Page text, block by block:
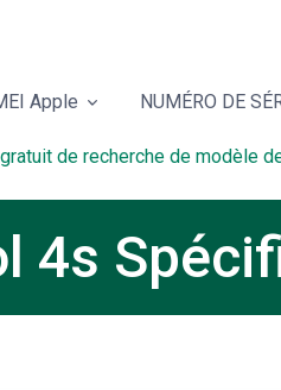
Apple NUMÉRO DE
de recherche de modèle
4s